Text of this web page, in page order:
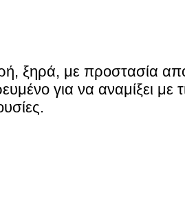
ξηρά, με προστασία
για να αναμίξει με